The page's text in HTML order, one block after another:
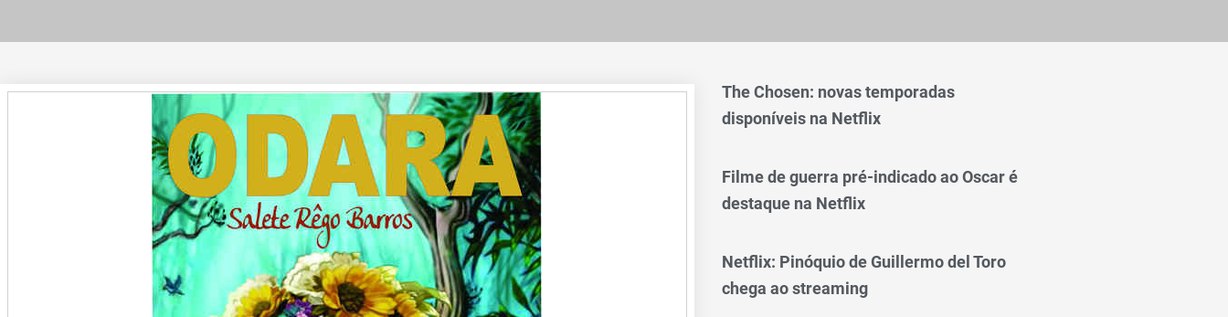
The Chosen: novas temporadas
disponíveis na Netflix
Filme de guerra pré-indicado ao Oscar é
destaque na Netflix
Netflix: Pinóquio de Guillermo del Toro
chega ao streaming